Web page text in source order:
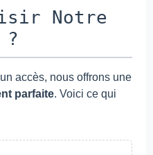
Notre
?
accès, nous offrons une
parfaite. Voici ce qui